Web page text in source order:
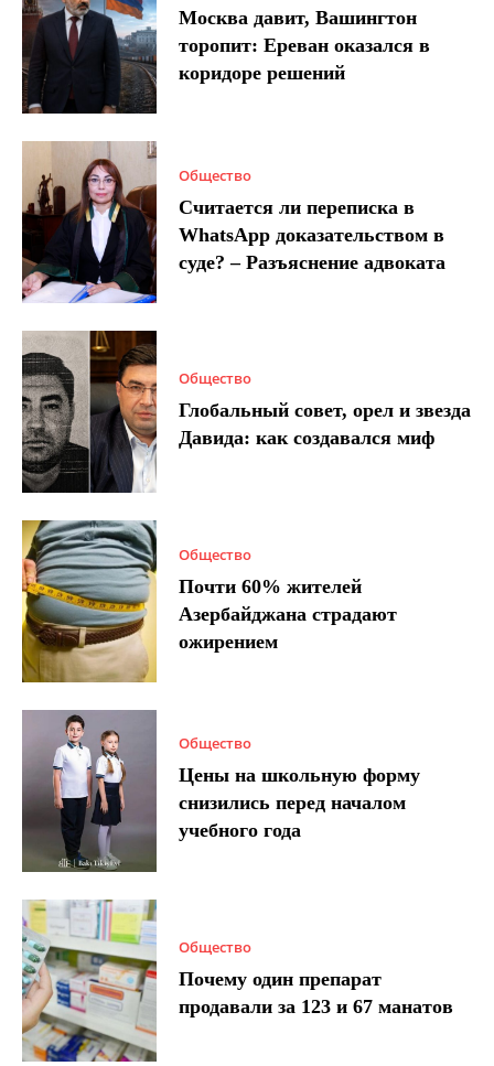
Москва давит, Вашингтон
торопит: Ереван оказался в
коридоре решений
Общество
Считается ли переписка в
WhatsApp доказательством в
суде? – Разъяснение адвоката
Общество
Глобальный совет, орел и звезда
Давида: как создавался миф
Общество
Почти 60% жителей
Азербайджана страдают
ожирением
Общество
Цены на школьную форму
снизились перед началом
учебного года
Общество
Почему один препарат
продавали за 123 и 67 манатов